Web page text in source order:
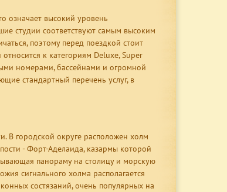
означает высокий уровень
студии соответствуют самым высоким
поэтому перед поездкой стоит
к категориям Deluxe, Super
номерами, бассейнами и огромной
стандартный перечень услуг, в
В городской округе расположен холм
- Форт-Аделаида, казармы которой
панораму на столицу и морскую
сигнального холма располагается
состязаний, очень популярных на